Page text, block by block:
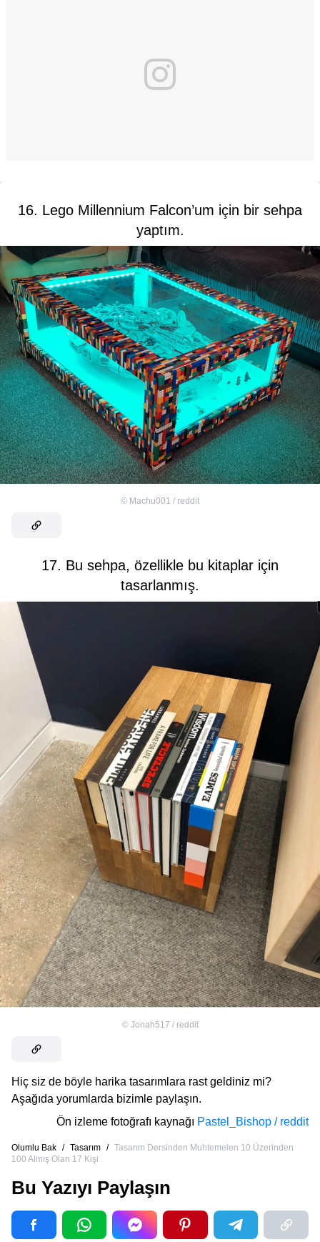
16. Lego Millennium Falcon’um için bir sehpa
yaptım.
© Machu001 / reddit
17. Bu sehpa, özellikle bu kitaplar için
tasarlanmış.
© Jonah517 / reddit
Hiç siz de böyle harika tasarımlara rast geldiniz mi?
Aşağıda yorumlarda bizimle paylaşın.
Ön izleme fotoğrafı kaynağı Pastel_Bishop / reddit
Olumlu Bak / Tasarım / Tasarım Dersinden Muhtemelen 10 Üzerinden
100 Almış Olan 17 Kişi
Bu Yazıyı Paylaşın